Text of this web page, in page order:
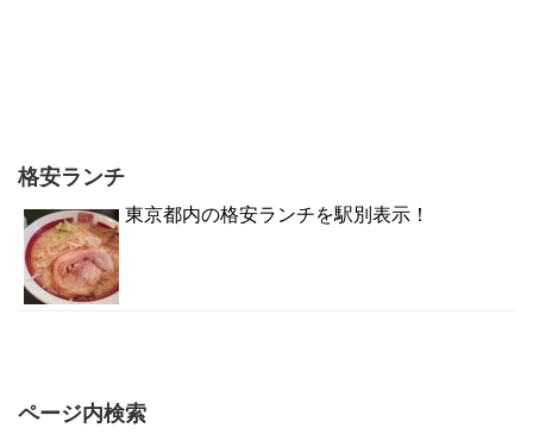
格安ランチ
東京都内の格安ランチを駅別表示！
ページ内検索